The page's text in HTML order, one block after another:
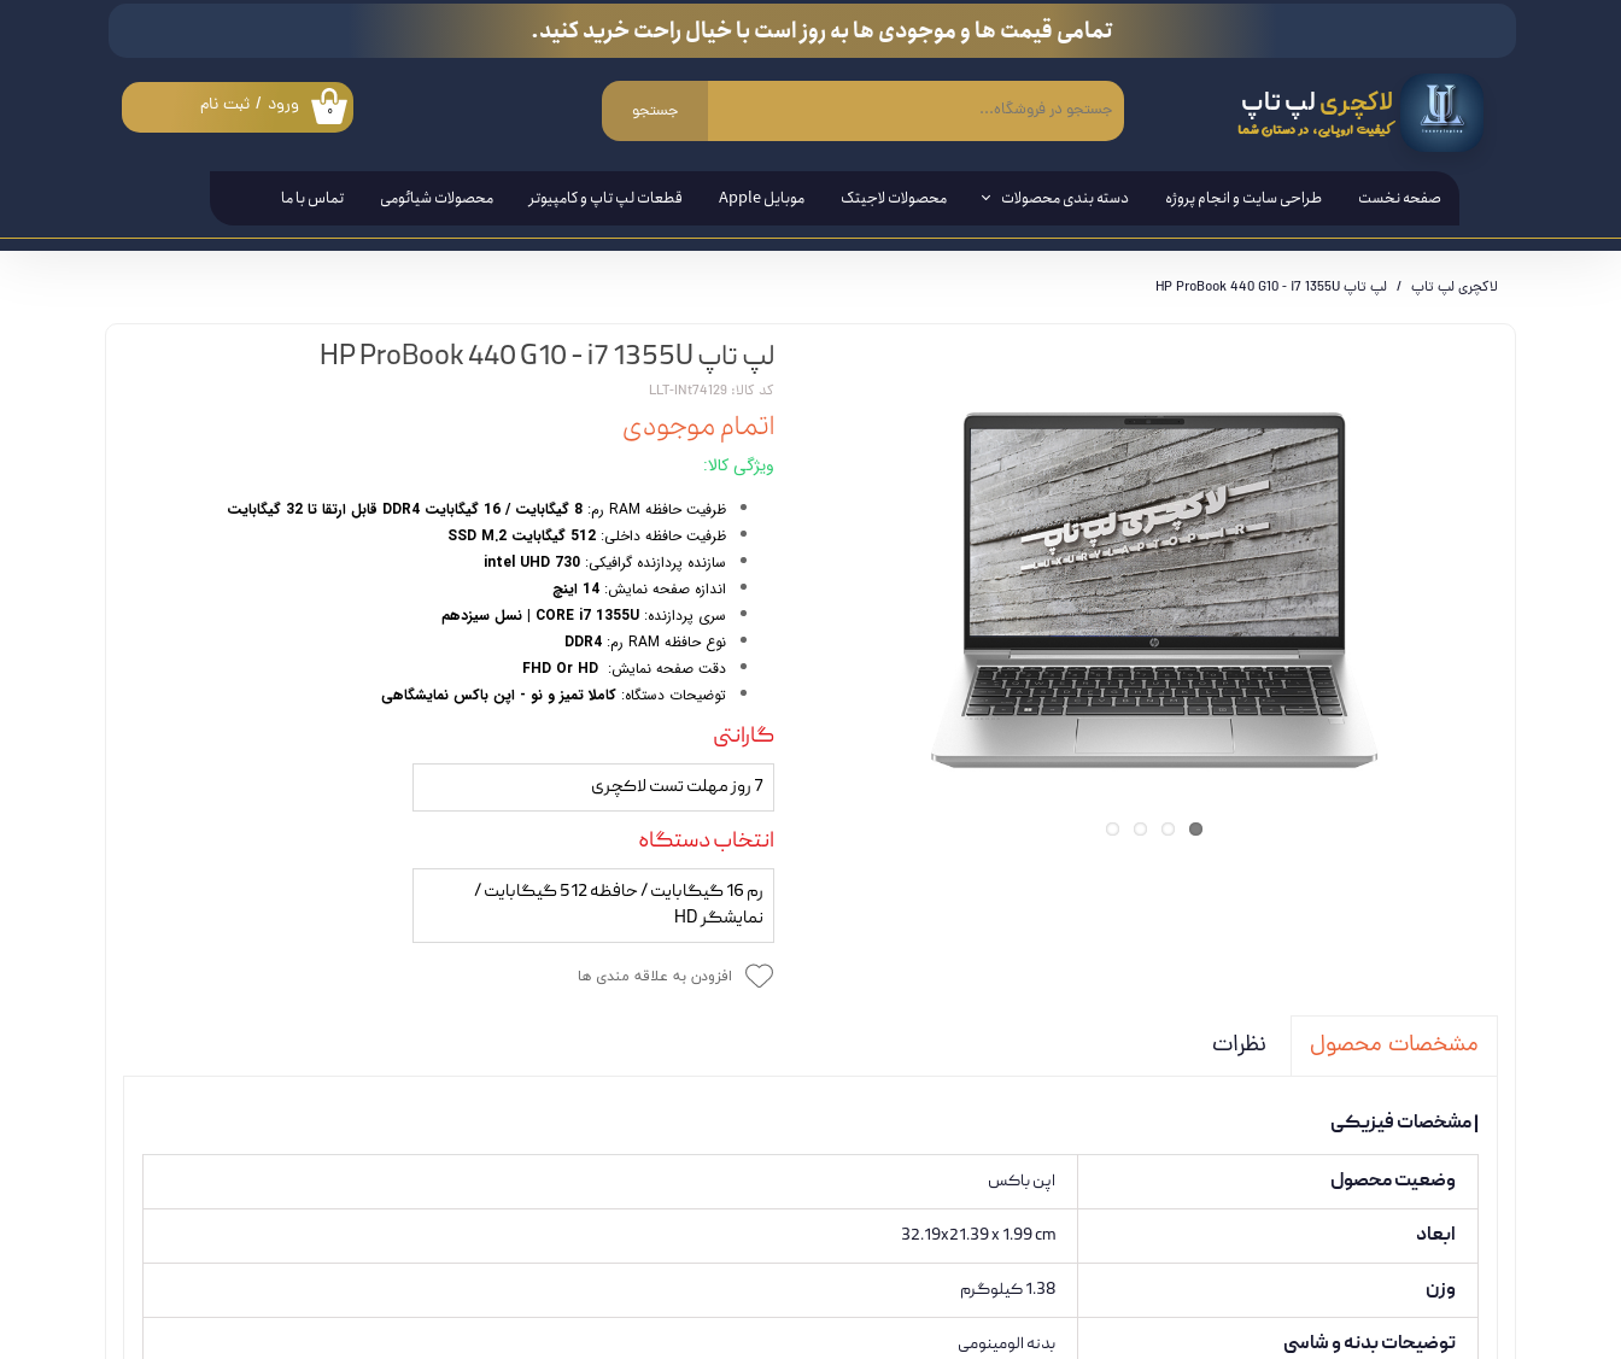
لاکچریلپ تاپ
کیفیت اروپایی، در دستان شما
جستجو ۰ ورود / ثبت نام
تغییر گذر واژه
سفارشات
صفحه نخست طراحی سایت و انجام پروژه دسته بندی محصولات
کامپیوتر PC - مانیتور - آل این وان
کنسول بازی
لوازم جانبی
تجهیزات و مودم
دانگل،لوازم خودرویی و محصولات کاربردی
ویدئو پروژکتور
محصولات لاجیتک موبایل Apple قطعات لپ تاپ و کامپیوتر محصولات شیائومی تماس با ما
تمامی قیمت ها و موجودی ها به روز است با خیال راحت خرید کنید.
لاکچری لپ تاپ لپ تاپ HP ProBook 440 G10 - i7 1355U
لپ تاپ HP ProBook 440 G10 - i7 1355U
کد کالا: LLT-INt74129
اتمام موجودی
ویژگی کالا:
ظرفیت حافظه RAM رم:
8 گیگابایت / 16 گیگابایت DDR4 قابل ارتقا تا 32 گیگابایت
ظرفیت حافظه داخلی: 512 گیگابایت SSD M.2
سازنده پردازنده گرافیکی: intel UHD 730
اندازه صفحه نمایش: 14 اینچ
سری پردازنده: CORE i7 1355U | نسل سیزدهم
نوع حافظه RAM رم:
DDR4
دقت صفحه نمایش:
توضیحات دستگاه: کاملا تمیز و نو - اپن باکس نمایشگاهی
گارانتی
7 روز مهلت تست لاکچری
انتخاب دستگاه
رم 16 گیگابایت / حافظه 512 گیگابایت /
نمایشگر HD
افزودن به علاقه مندی ها
مشخصات محصول نظرات
| مشخصات فیزیکی
وضعیت محصول اپن باکس
ابعاد 32.19x21.39 x 1.99 cm
وزن 1.38 کیلوگرم
توضیحات بدنه و شاسی بدنه الومینومی